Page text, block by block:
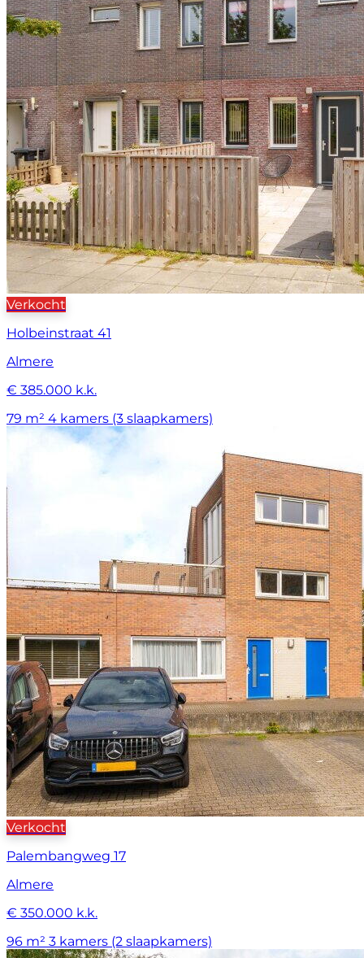
Verkocht
Holbeinstraat 41
Almere
€ 385.000 k.k.
79 m² 4 kamers (3 slaapkamers)
Verkocht
Palembangweg 17
Almere
€ 350.000 k.k.
96 m² 3 kamers (2 slaapkamers)